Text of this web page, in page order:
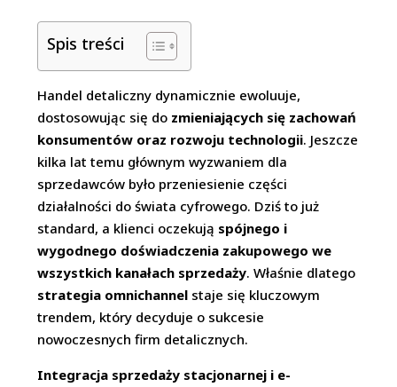
Spis treści
Handel detaliczny dynamicznie ewoluuje,
dostosowując się do zmieniających się zachowań
konsumentów oraz rozwoju technologii. Jeszcze
kilka lat temu głównym wyzwaniem dla
sprzedawców było przeniesienie części
działalności do świata cyfrowego. Dziś to już
standard, a klienci oczekują spójnego i
wygodnego doświadczenia zakupowego we
wszystkich kanałach sprzedaży. Właśnie dlatego
strategia omnichannel staje się kluczowym
trendem, który decyduje o sukcesie
nowoczesnych firm detalicznych.
Integracja sprzedaży stacjonarnej i e-